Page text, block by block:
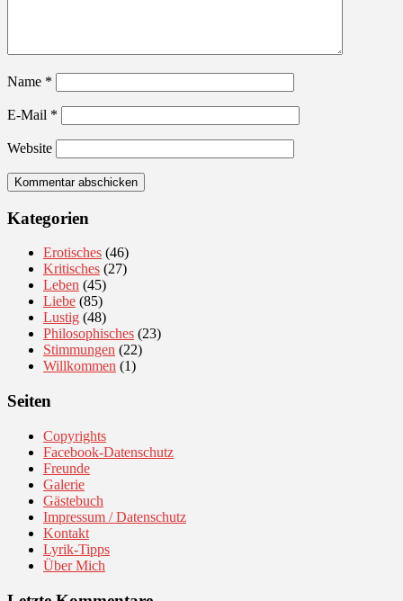
Name *
E-Mail *
Website
Kategorien
Erotisches (46)
Kritisches (27)
Leben (45)
Liebe (85)
Lustig (48)
Philosophisches (23)
Stimmungen (22)
Willkommen (1)
Seiten
Copyrights
Facebook-Datenschutz
Freunde
Galerie
Gästebuch
Impressum / Datenschutz
Kontakt
Lyrik-Tipps
Über Mich